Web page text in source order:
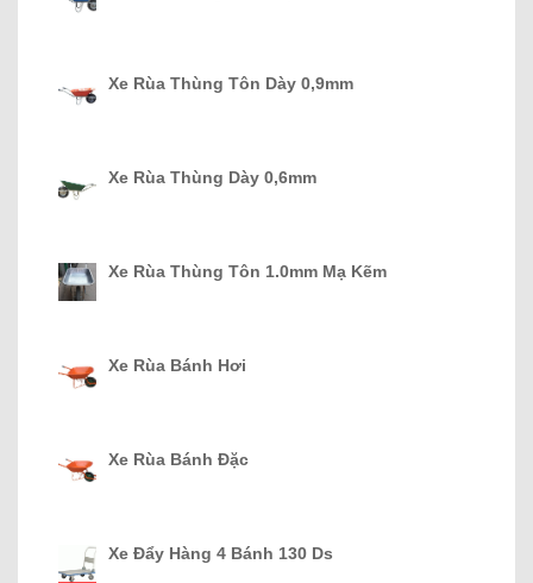
Xe Rùa Thùng Tôn Dày 0,9mm
Xe Rùa Thùng Dày 0,6mm
Xe Rùa Thùng Tôn 1.0mm Mạ Kẽm
Xe Rùa Bánh Hơi
Xe Rùa Bánh Đặc
Xe Đẩy Hàng 4 Bánh 130 Ds